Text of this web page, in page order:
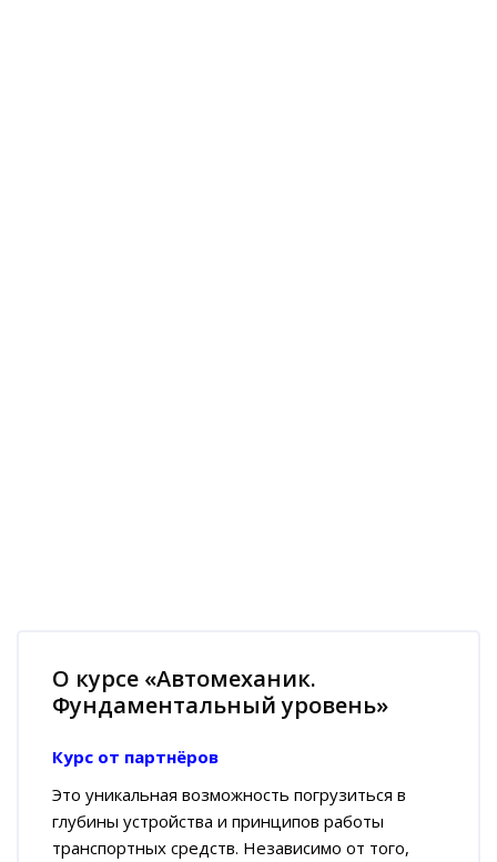
О курсе «Автомеханик.
Фундаментальный уровень»
Курс от партнёров
Это уникальная возможность погрузиться в
глубины устройства и принципов работы
транспортных средств. Независимо от того,